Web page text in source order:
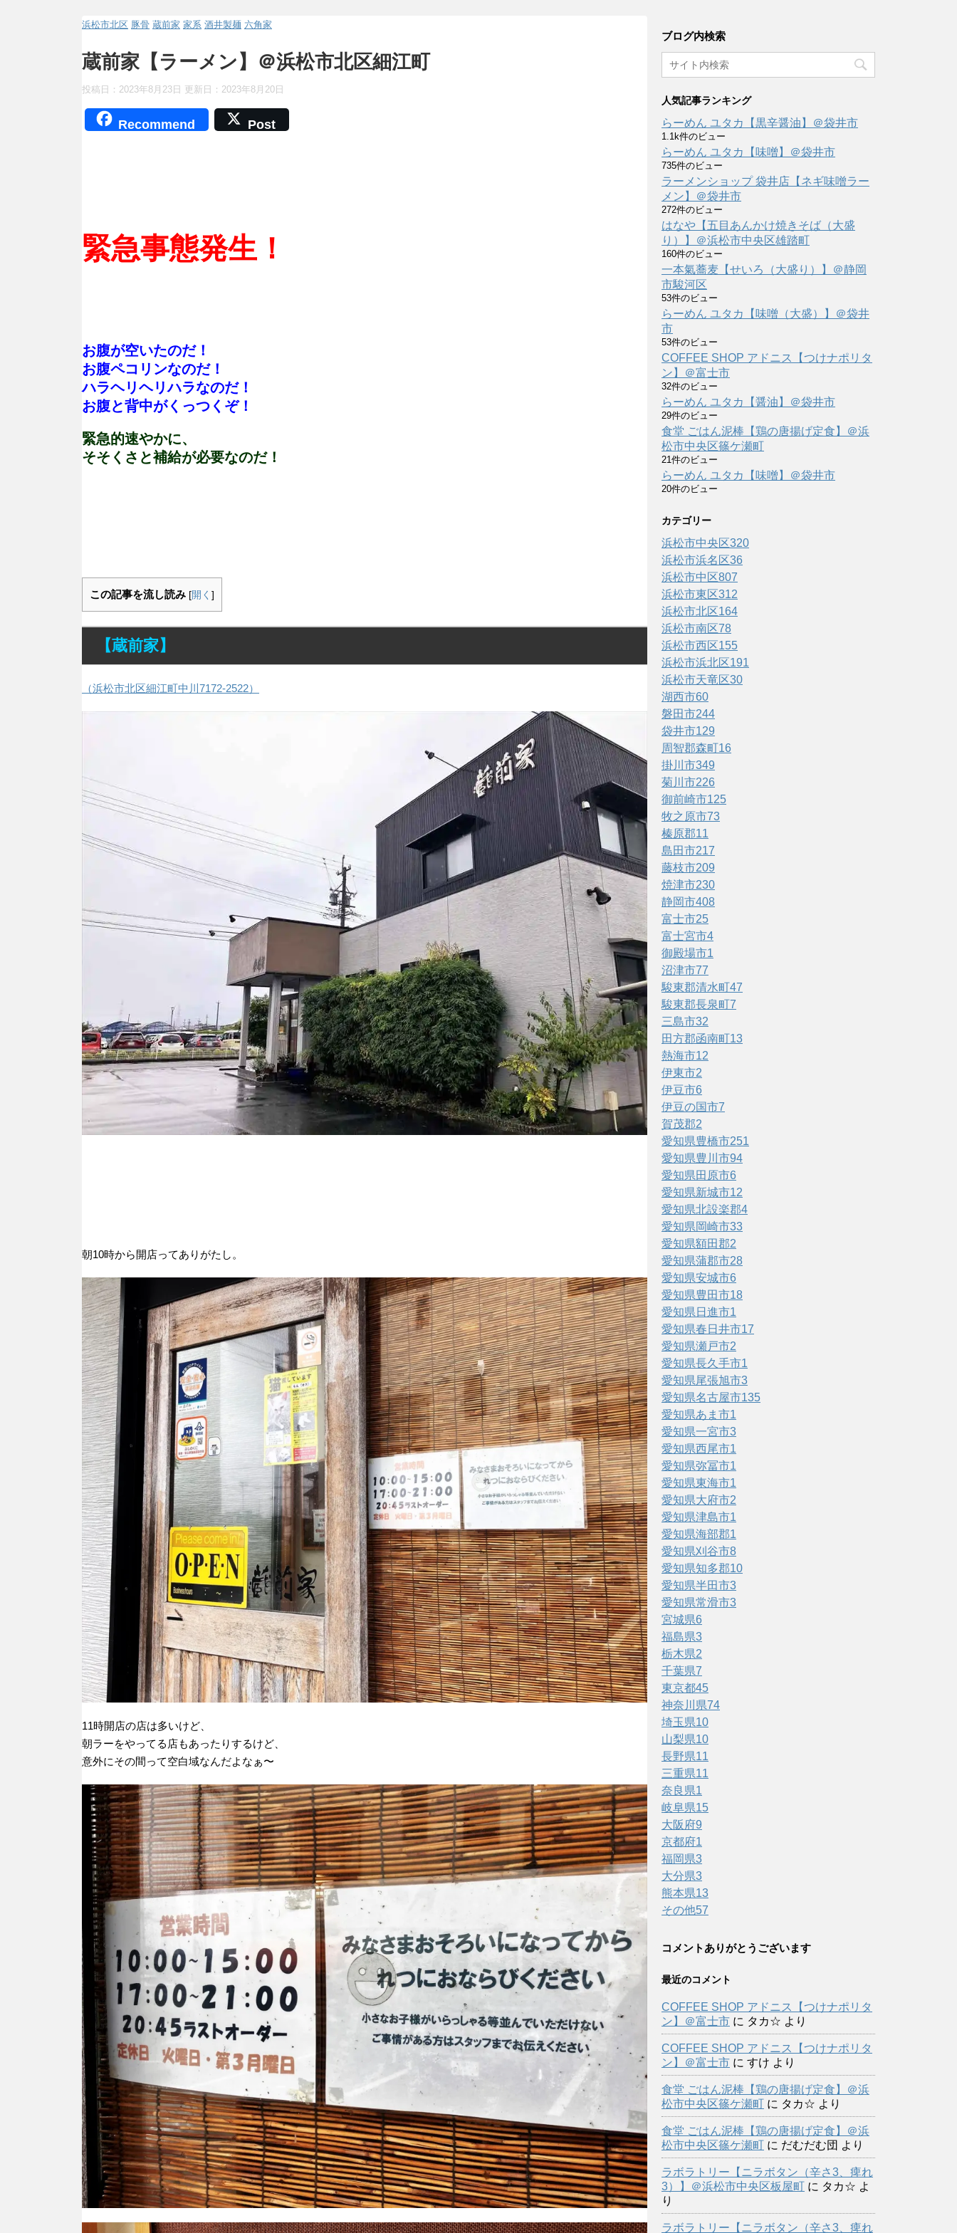
浜松市北区 豚骨 蔵前家 家系 酒井製麺 六角家
蔵前家【ラーメン】＠浜松市北区細江町
投稿日：2023年8月23日 更新日： 2023年8月20日
Recommend Post
緊急事態発生！
お腹が空いたのだ！
お腹ペコリンなのだ！
ハラヘリヘリハラなのだ！
お腹と背中がくっつくぞ！
緊急的速やかに、
そそくさと補給が必要なのだ！
この記事を流し読み [開く ]
【蔵前家】
（浜松市北区細江町中川7172-2522）
朝10時から開店ってありがたし。
11時開店の店は多いけど、
朝ラーをやってる店もあったりするけど、
意外にその間って空白域なんだよなぁ〜
ブログ内検索
人気記事ランキング
らーめん ユタカ【黒辛醤油】＠袋井市
1.1k件のビュー
らーめん ユタカ【味噌】＠袋井市
735件のビュー
ラーメンショップ 袋井店【ネギ味噌ラー
メン】＠袋井市
272件のビュー
はなや【五目あんかけ焼きそば（大盛
り）】＠浜松市中央区雄踏町
160件のビュー
一本氣蕎麦【せいろ（大盛り）】＠静岡
市駿河区
53件のビュー
らーめん ユタカ【味噌（大盛）】＠袋井
市
53件のビュー
COFFEE SHOP アドニス【つけナポリタ
ン】＠富士市
32件のビュー
らーめん ユタカ【醤油】＠袋井市
29件のビュー
食堂 ごはん泥棒【鶏の唐揚げ定食】＠浜
松市中央区篠ケ瀬町
21件のビュー
らーめん ユタカ【味噌】＠袋井市
20件のビュー
カテゴリー
浜松市中央区320
浜松市浜名区36
浜松市中区807
浜松市東区312
浜松市北区164
浜松市南区78
浜松市西区155
浜松市浜北区191
浜松市天竜区30
湖西市60
磐田市244
袋井市129
周智郡森町16
掛川市349
菊川市226
御前崎市125
牧之原市73
榛原郡11
島田市217
藤枝市209
焼津市230
静岡市408
富士市25
富士宮市4
御殿場市1
沼津市77
駿東郡清水町47
駿東郡長泉町7
三島市32
田方郡函南町13
熱海市12
伊東市2
伊豆市6
伊豆の国市7
賀茂郡2
愛知県豊橋市251
愛知県豊川市94
愛知県田原市6
愛知県新城市12
愛知県北設楽郡4
愛知県岡崎市33
愛知県額田郡2
愛知県蒲郡市28
愛知県安城市6
愛知県豊田市18
愛知県日進市1
愛知県春日井市17
愛知県瀬戸市2
愛知県長久手市1
愛知県尾張旭市3
愛知県名古屋市135
愛知県あま市1
愛知県一宮市3
愛知県西尾市1
愛知県弥冨市1
愛知県東海市1
愛知県大府市2
愛知県津島市1
愛知県海部郡1
愛知県刈谷市8
愛知県知多郡10
愛知県半田市3
愛知県常滑市3
宮城県6
福島県3
栃木県2
千葉県7
東京都45
神奈川県74
埼玉県10
山梨県10
長野県11
三重県11
奈良県1
岐阜県15
大阪府9
京都府1
福岡県3
大分県3
熊本県13
その他57
コメントありがとうございます
最近のコメント
COFFEE SHOP アドニス【つけナポリタ
ン】＠富士市 に タカ☆ より
COFFEE SHOP アドニス【つけナポリタ
ン】＠富士市 に すけ より
食堂 ごはん泥棒【鶏の唐揚げ定食】＠浜
松市中央区篠ケ瀬町 に タカ☆ より
食堂 ごはん泥棒【鶏の唐揚げ定食】＠浜
松市中央区篠ケ瀬町 に だむだむ団 より
ラボラトリー【ニラボタン（辛さ3、痺れ
3）】＠浜松市中央区板屋町 に タカ☆ よ
り
ラボラトリー【ニラボタン（辛さ3、痺れ